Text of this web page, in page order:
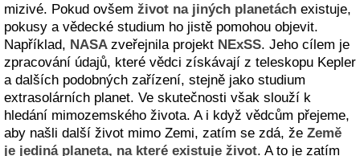
mizivé. Pokud ovšem život na jiných planetách existuje,
pokusy a vědecké studium ho jistě pomohou objevit.
Například, NASA zveřejnila projekt NExSS. Jeho cílem je
zpracování údajů, které vědci získávají z teleskopu Kepler
a dalších podobných zařízení, stejně jako studium
extrasolárních planet. Ve skutečnosti však slouží k
hledání mimozemského života. A i když vědcům přejeme,
aby našli další život mimo Zemi, zatím se zdá, že Země
je jediná planeta, na které existuje život. A to je zatím